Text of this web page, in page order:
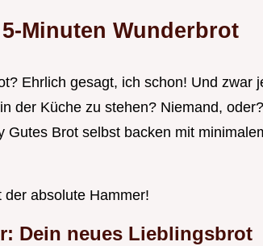
Minuten Wunderbrot
Ehrlich gesagt, ich schon! Und zwar
der Küche zu stehen? Niemand,
Gutes Brot selbst backen mit
absolute Hammer!
Dein neues Lieblingsbrot